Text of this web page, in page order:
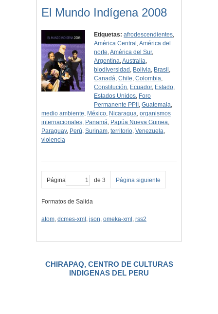
El Mundo Indígena 2008
Etiquetas: afrodescendientes,
América Central ,América del
norte,América del Sur,
Argentina,Australia,
biodiversidad , Bolivia, Brasil ,
Canadá,Chile,Colombia,
Constitución, Ecuador, Estado,
Estados Unidos, Foro
Permanente PPII ,Guatemala,
medio ambiente, México, Nicaragua, organismos
internacionales, Panamá, Papúa Nueva Guinea,
Paraguay, Perú, Surinam, territorio, Venezuela,
violencia
Página de 3 Página siguiente
Formatos de Salida
atom, dcmes-xml , json, omeka-xml , rss2
CHIRAPAQ, CENTRO DE CULTURAS
INDIGENAS DEL PERU